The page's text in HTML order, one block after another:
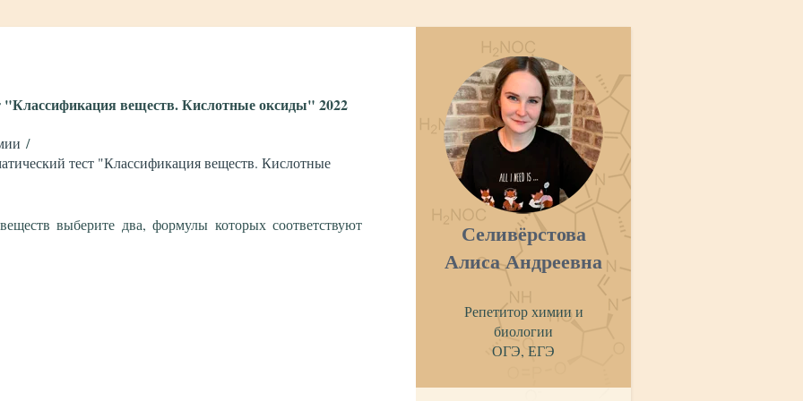
Селивёрстова
Алиса Андреевна
Репетитор химии и
биологии
ОГЭ, ЕГЭ
"Классификация веществ. Кислотные оксиды" 2022
тест "Классификация веществ. Кислотные
выберите два, формулы которых соответствуют